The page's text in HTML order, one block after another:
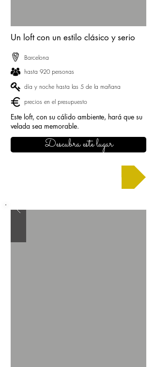
Un loft con un estilo clásico y serio
Barcelona
hasta 920 personas
día y noche hasta las 5 de la mañana
precios en el presupuesto
Este loft, con su cálido ambiente, hará que su
velada sea memorable.
Descubra este lugar